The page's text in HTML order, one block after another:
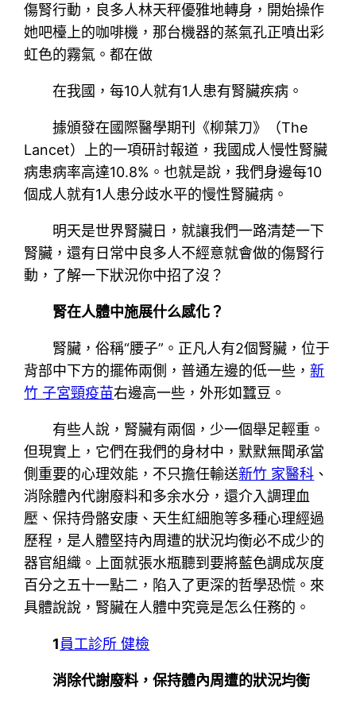
傷腎行動，良多人林天秤優雅地轉身，開始操作
她吧檯上的咖啡機，那台機器的蒸氣孔正噴出彩
虹色的霧氣。都在做
在我國，每10人就有1人患有腎臟疾病。
據頒發在國際醫學期刊《柳葉刀》（The
Lancet）上的一項研討報道，我國成人慢性腎臟
病患病率高達10.8%。也就是說，我們身邊每10
個成人就有1人患分歧水平的慢性腎臟病。
明天是世界腎臟日，就讓我們一路清楚一下
腎臟，還有日常中良多人不經意就會做的傷腎行
動，了解一下狀況你中招了沒？
腎在人體中施展什么感化？
腎臟，俗稱“腰子”。正凡人有2個腎臟，位于
背部中下方的擺佈兩側，普通左邊的低一些，新
竹 子宮頸疫苗右邊高一些，外形如蠶豆。
有些人說，腎臟有兩個，少一個舉足輕重。
但現實上，它們在我們的身材中，默默無聞承當
側重要的心理效能，不只擔任輸送新竹 家醫科 、
消除體內代謝廢料和多余水分，還介入調理血
壓、保持骨骼安康、天生紅細胞等多種心理經過
歷程，是人體堅持內周遭的狀況均衡必不成少的
器官組織。上面就張水瓶聽到要將藍色調成灰度
百分之五十一點二，陷入了更深的哲學恐慌。來
具體說說，腎臟在人體中究竟是怎么任務的。
1員工診所 健檢
消除代謝廢料，保持體內周遭的狀況均衡